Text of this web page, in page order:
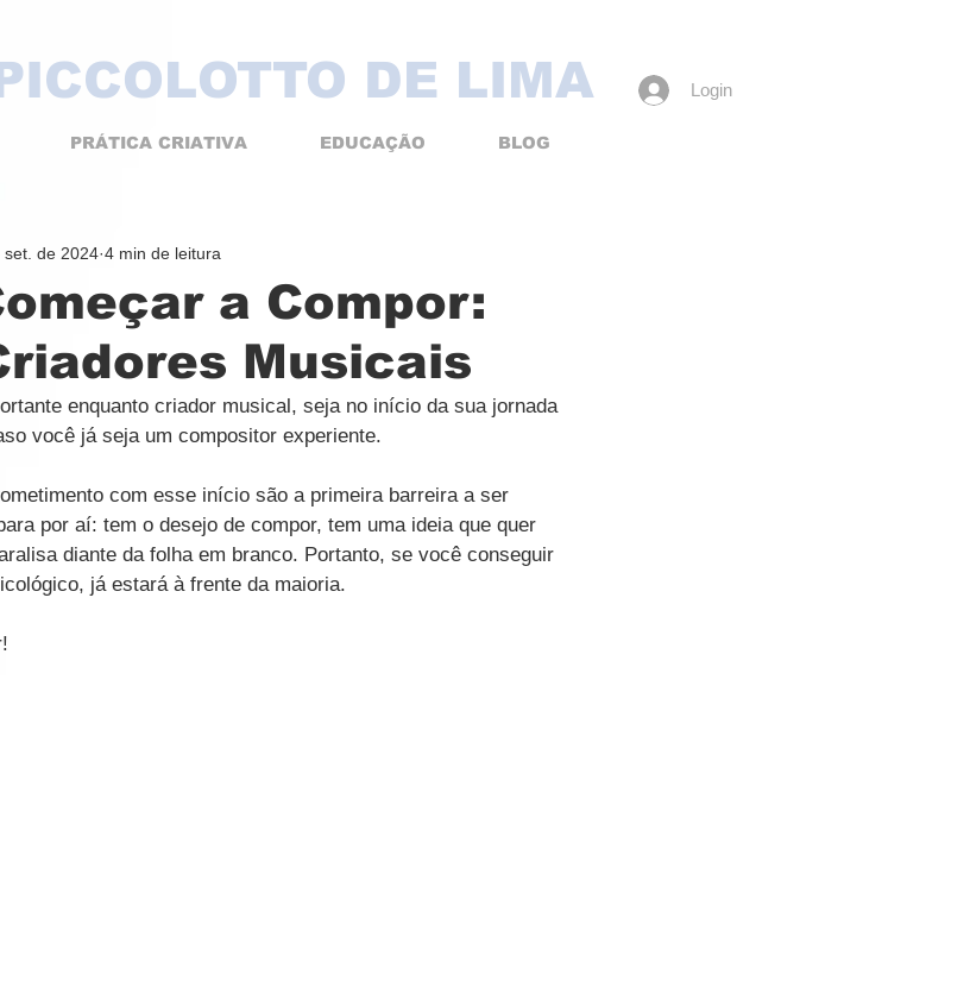
DE LIMA Login
PRÁTICA CRIATIVA EDUCAÇÃO BLOG
a Compor:
Musicais
set. de 2024 4 min de leitura
enquanto criador musical, seja no início da sua jornada
você já seja um compositor experiente.
com esse início são a primeira barreira a ser
por aí: tem o desejo de compor, tem uma ideia que quer
diante da folha em branco. Portanto, se você conseguir
já estará à frente da maioria.